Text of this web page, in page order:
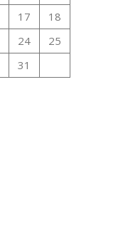
17
18
24
25
31